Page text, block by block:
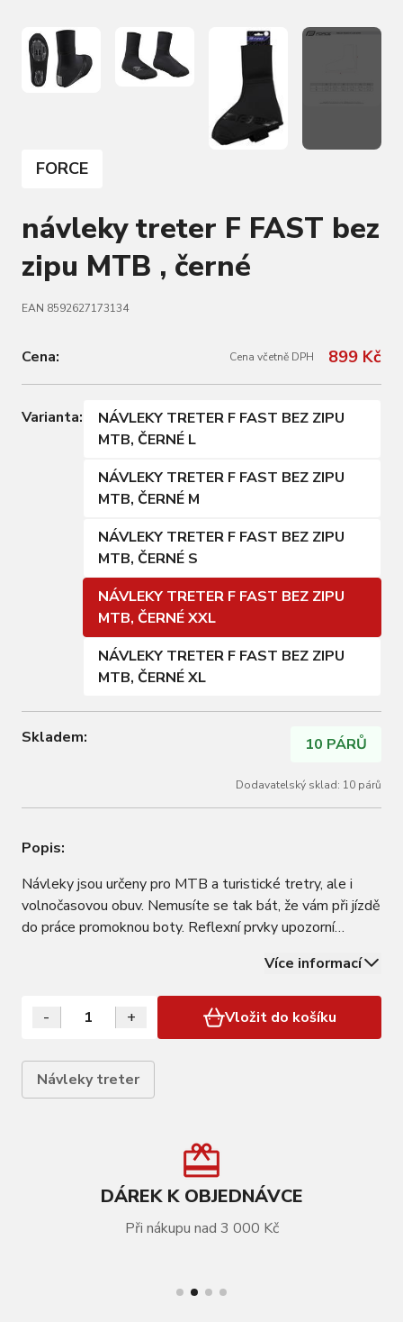
FORCE
návleky treter F FAST bez
zipu MTB , černé
EAN 8592627173134
Cena: Cena včetně DPH 899 Kč
Varianta:
NÁVLEKY TRETER F FAST BEZ ZIPU
MTB, ČERNÉ L
NÁVLEKY TRETER F FAST BEZ ZIPU
MTB, ČERNÉ M
NÁVLEKY TRETER F FAST BEZ ZIPU
MTB, ČERNÉ S
NÁVLEKY TRETER F FAST BEZ ZIPU
MTB, ČERNÉ XXL
NÁVLEKY TRETER F FAST BEZ ZIPU
MTB, ČERNÉ XL
Skladem: 10 PÁRŮ
Dodavatelský sklad: 10 párů
Popis:
Návleky jsou určeny pro MTB a turistické tretry, ale i
volnočasovou obuv. Nemusíte se tak bát, že vám při jízdě
do práce promoknou boty. Reflexní prvky upozorní
jednoduše tak, že je jako první natáhnete na nohu,
povytáhnete výše, následně…
Více informací
- + Vložit do košíku
Návleky treter
DÁREK K OBJEDNÁVCE
Při nákupu nad 3 000 Kč